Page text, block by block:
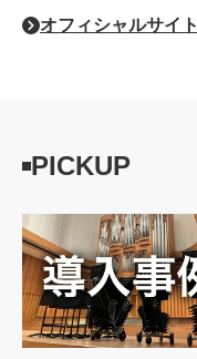
オフィシャルサイト
PICKUP